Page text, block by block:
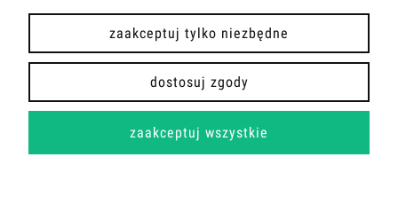
O NAS
COPYRIGHT 2026 | WDROŻENIE FLASHCOM SP. Z O.O.
zaakceptuj tylko niezbędne
dostosuj zgody
zaakceptuj wszystkie